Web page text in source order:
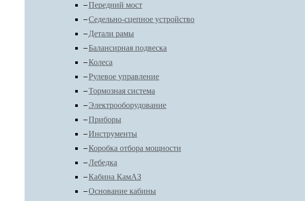
Передний мост
Седельно-сцепное устройство
Детали рамы
Балансирная подвеска
Колеса
Рулевое управление
Тормозная система
Электрооборудование
Приборы
Инструменты
Коробка отбора мощности
Лебедка
Кабина КамАЗ
Основание кабины